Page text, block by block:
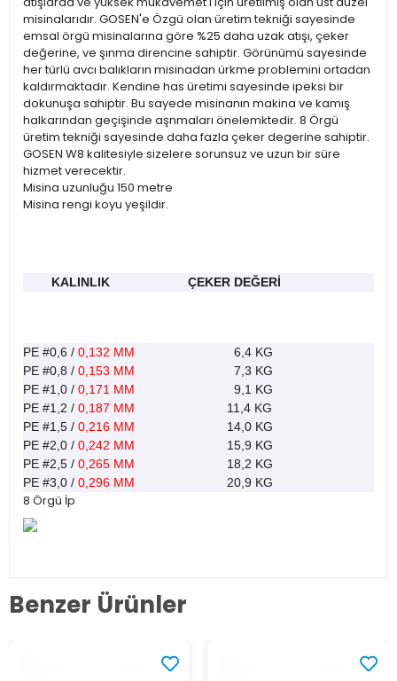
misinalarıdır. GOSEN'e Özgü olan üretim tekniği sayesinde
emsal örgü misinalarına göre %25 daha uzak atışı, çeker
değerine, ve şınma direncine sahiptir. Görünümü sayesinde
her türlü avcı balıkların misinadan ürkme problemini ortadan
kaldırmaktadır. Kendine has üretimi sayesinde ipeksi bir
dokunuşa sahiptir. Bu sayede misinanın makina ve kamış
halkarından geçişinde aşnmaları önelemktedir. 8 Örgü
üretim tekniği sayesinde daha fazla çeker degerine sahiptir.
GOSEN W8 kalitesiyle sizelere sorunsuz ve uzun bir süre
hizmet verecektir.
Misina uzunluğu 150 metre
Misina rengi koyu yeşildir.
KALINLIK ÇEKER DEĞERİ
PE #0,6 / 0,132 MM 6,4 KG
PE #0,8 / 0,153 MM 7,3 KG
PE #1,0 / 0,171 MM 9,1 KG
PE #1,2 / 0,187 MM
11,4 KG
PE #1,5 / 0,216 MM 14,0 KG
PE #2,0 / 0,242 MM 15,9 KG
PE #2,5 / 0,265 MM 18,2 KG
PE #3,0 / 0,296 MM 20,9 KG
8 Örgü İp
Benzer Ürünler